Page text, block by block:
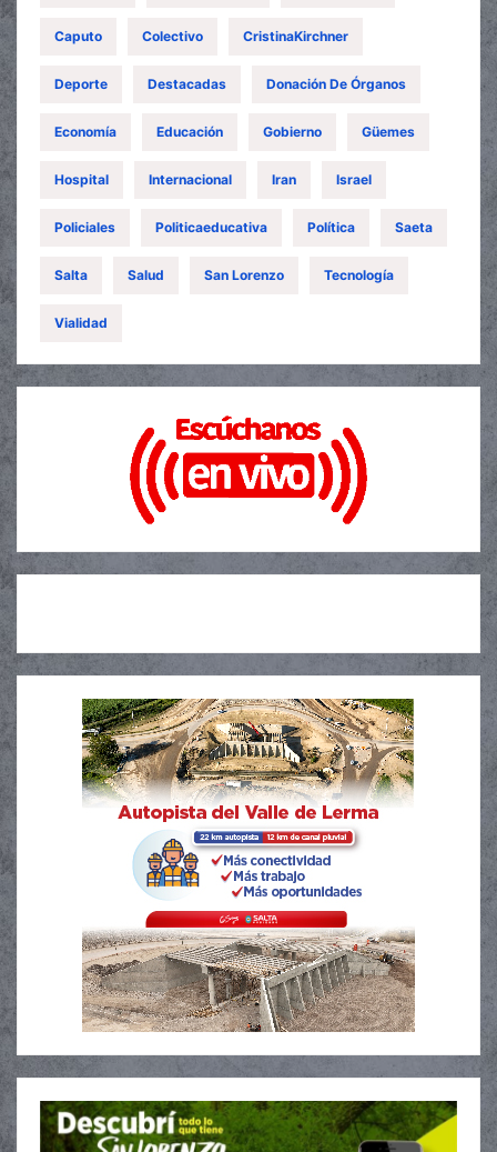
Caputo Colectivo CristinaKirchner
Deporte Destacadas Donación De Órganos
Economía Educación Gobierno Güemes
Hospital Internacional Iran Israel
Policiales Politicaeducativa Política Saeta
Salta Salud San Lorenzo Tecnología
Vialidad